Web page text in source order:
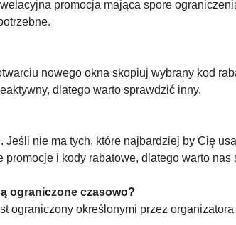
promocja mająca spore
nowego okna skopiuj wybrany kod
dlatego warto sprawdzić inny.
nie ma tych, które najbardziej by Cię
i kody rabatowe, dlatego warto nas
ograniczone czasowo?
ograniczony określonymi przez organizatora